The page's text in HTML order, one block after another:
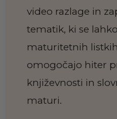
video razlage in
tematik, ki se
maturitetnih
omogočajo hiter
književnosti in
maturi.